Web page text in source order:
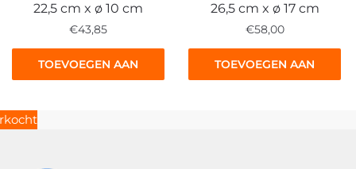
22,5 cm x ø 10 cm
€43,85
TOEVOEGEN AAN
26,5 cm x ø 17 cm
€58,00
TOEVOEGEN AAN